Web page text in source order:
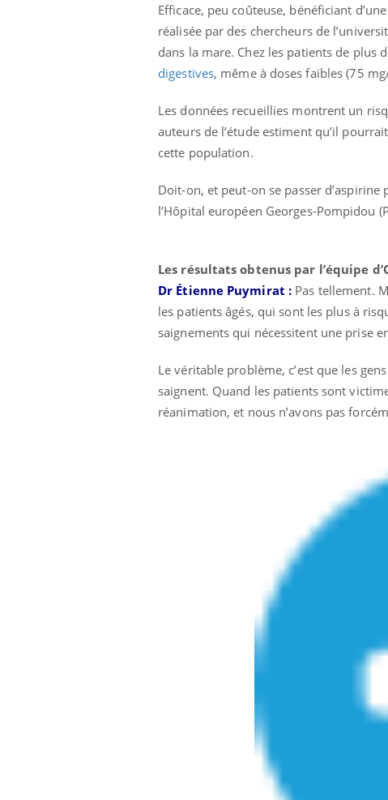
Efficace, peu coûteuse, bénéficiant
réalisée par des chercheurs de
dans la mare. Chez les patients de plus
digestives, même à doses faibles (75
Les données recueillies montrent un
auteurs de l’étude estiment qu’il
cette population.
Doit-on, et peut-on se passer
l’Hôpital européen Georges-Pompidou
Les résultats obtenus par l’équipe
Dr Étienne Puymirat : Pas tellement.
les patients âgés, qui sont les plus à
saignements qui nécessitent une prise
Le véritable problème, c’est que les
saignent. Quand les patients sont
réanimation, et nous n’avons pas
Hantavirus : un cas
détecté chez un touriste
en France
rapport s’interroge sur
son taux élevé en France
Grossesse à risque : ce jus
des chercheurs